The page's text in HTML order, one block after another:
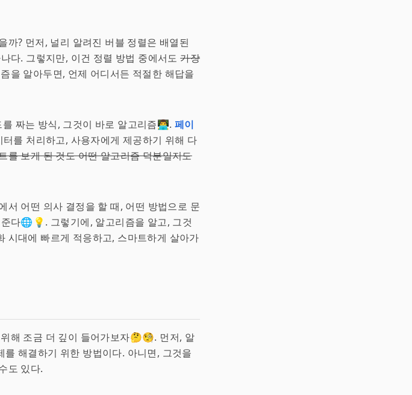
까? 먼저, 널리 알려진 버블 정렬은 배열된
다. 그렇지만, 이건 정렬 방법 중에서도가장
을 알아두면, 언제 어디서든 적절한 해답을
짜는 방식, 그것이 바로 알고리즘👨‍💻. 페이
를 처리하고, 사용자에게 제공하기 위해 다
를 보게 된 것도 어떤 알고리즘 덕분일지도
서 어떤 의사 결정을 할 때, 어떤 방법으로 문
다🌐💡. 그렇기에, 알고리즘을 알고, 그것
시대에 빠르게 적응하고, 스마트하게 살아가
해 조금 더 깊이 들어가보자🤔🧐. 먼저, 알
를 해결하기 위한 방법이다. 아니면, 그것을
도 있다.